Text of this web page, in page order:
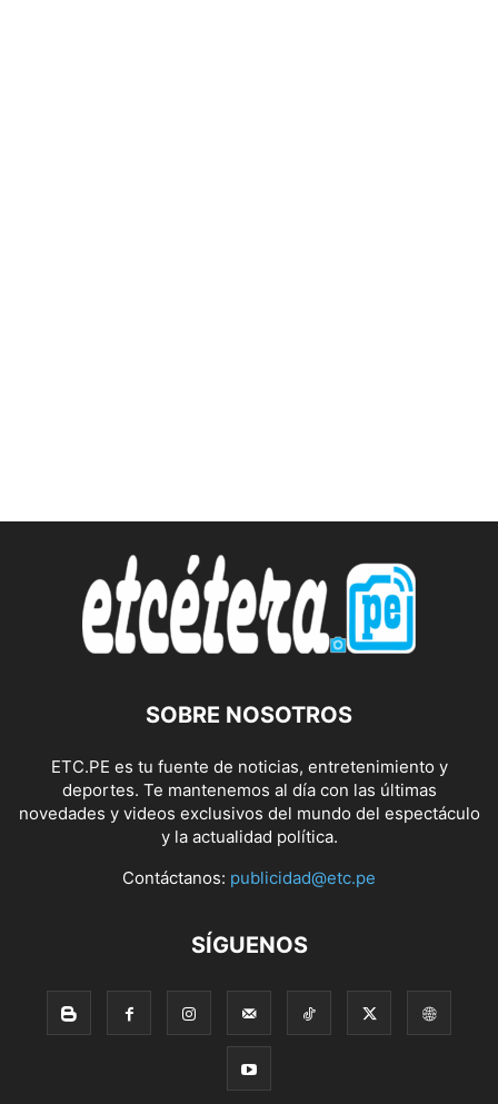
SOBRE NOSOTROS
ETC.PE es tu fuente de noticias, entretenimiento y
deportes. Te mantenemos al día con las últimas
novedades y videos exclusivos del mundo del espectáculo
y la actualidad política.
Contáctanos: publicidad@etc.pe
SÍGUENOS